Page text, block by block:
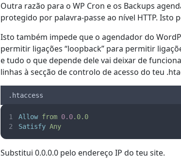
Outra razão para o WP Cron e os Backups
protegido por palavra-passe ao nível HTTP. Isto
Isto também impede que o agendador do
permitir ligações “loopback” para permitir
e tudo o que depende dele vai deixar de
linhas à secção de controlo de acesso do teu
.htaccess
Allow from 0.0.0.0
Satisfy Any
Substitui 0.0.0.0 pelo endereço IP do teu site.